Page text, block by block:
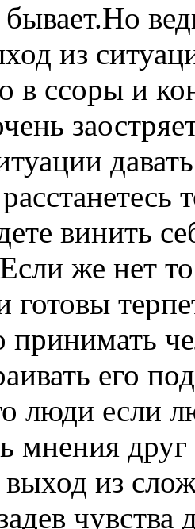
из
в ссоры и
винить
же нет
готовы
его
люди если
мнения друг
из
чувства